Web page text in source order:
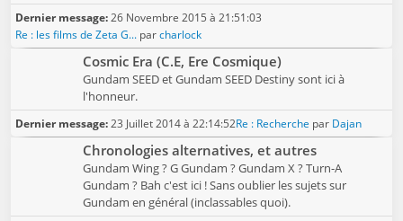
Dernier message:26 Novembre 2015 à 21:51:03
Re : les films de Zeta G... parcharlock
Cosmic Era (C.E, Ere Cosmique)
Gundam SEED et Gundam SEED Destiny sont ici à
l'honneur.
Dernier message:23 Juillet 2014 à 22:14:52Re : Recherche par Dajan
Chronologies alternatives, et autres
Gundam Wing ? G Gundam ? Gundam X ? Turn-A
Gundam ? Bah c'est ici ! Sans oublier les sujets sur
Gundam en général (inclassables quoi).